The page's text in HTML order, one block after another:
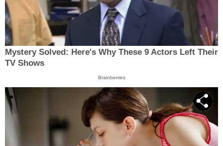
Mystery Solved: Here's Why These 9 Actors Left Their
TV Shows
Brainberries